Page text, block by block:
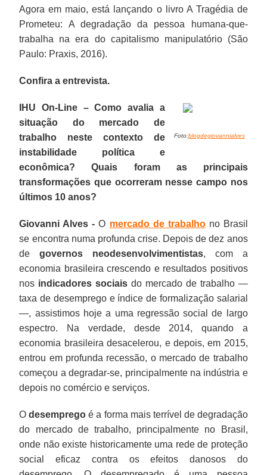
Agora em maio, está lançando o livro A Tragédia de
Prometeu: A degradação da pessoa humana-que-
trabalha na era do capitalismo manipulatório (São
Paulo: Praxis, 2016).
Confira a entrevista.
Foto:blogdegiovannialves
IHU On-Line – Como avalia a
situação do mercado de
trabalho neste contexto de
instabilidade política e
econômica? Quais foram as principais
transformações que ocorreram nesse campo nos
últimos 10 anos?
Giovanni Alves - O mercado de trabalhono Brasil
se encontra numa profunda crise. Depois de dez anos
degovernos neodesenvolvimentistas, com a
economia brasileira crescendo e resultados positivos
nos indicadores sociais do mercado de trabalho —
taxa de desemprego e índice de formalização salarial
—, assistimos hoje a uma regressão social de largo
espectro. Na verdade, desde 2014, quando a
economia brasileira desacelerou, e depois, em 2015,
entrou em profunda recessão, o mercado de trabalho
começou a degradar-se, principalmente na indústria e
depois no comércio e serviços.
Odesemprego é a forma mais terrível de degradação
do mercado de trabalho, principalmente no Brasil,
onde não existe historicamente uma rede de proteção
social eficaz contra os efeitos danosos do